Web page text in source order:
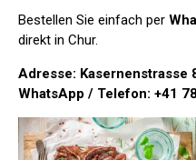
Bestellen Sie einfach per
direkt in Chur.
Adresse: Kasernenstrasse
WhatsApp / Telefon: +41